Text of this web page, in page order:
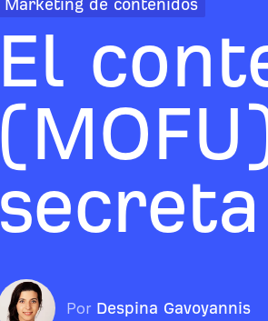
Marketing de contenidos
El
Por Despina Gavoyannis